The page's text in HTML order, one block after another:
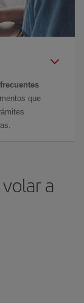
que
a